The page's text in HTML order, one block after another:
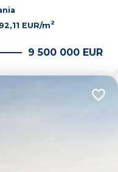
EUR/m2
9 500 000 EUR